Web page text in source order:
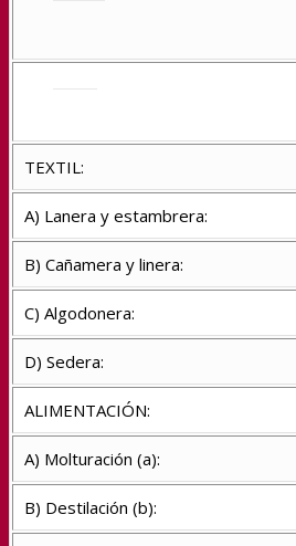
TEXTIL:
A) Lanera y estambrera:
B) Cañamera y linera:
C) Algodonera:
D) Sedera:
ALIMENTACIÓN:
A) Molturación (a):
B) Destilación (b):